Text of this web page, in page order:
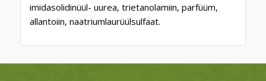
imidasolidinüül- uurea, trietanolamiin, parfüüm,
allantoiin, naatriumlaurüülsulfaat.